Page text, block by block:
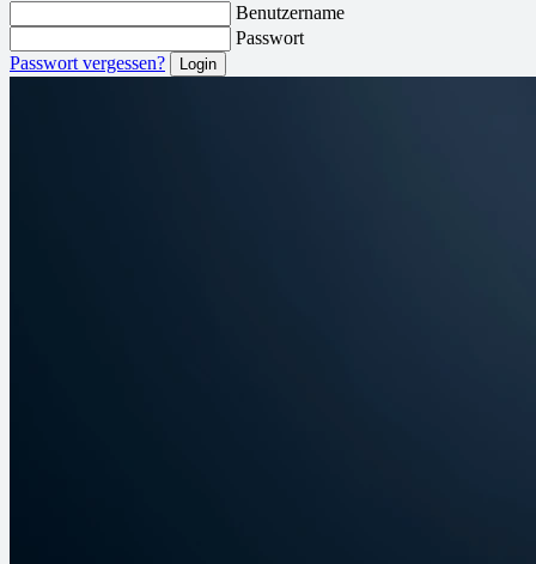
Benutzername
Passwort
Passwort vergessen?